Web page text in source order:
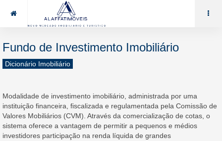
85 99969.7464 alaffat@gmail.com
Fundo de Investimento Imobiliário
Dicionário Imobiliário
Modalidade de investimento imobiliário, administrada por uma
instituição financeira, fiscalizada e regulamentada pela Comissão de
Valores Mobiliários (CVM). Através da comercialização de cotas, o
sistema oferece a vantagem de permitir a pequenos e médios
investidores participação na renda líquida de grandes